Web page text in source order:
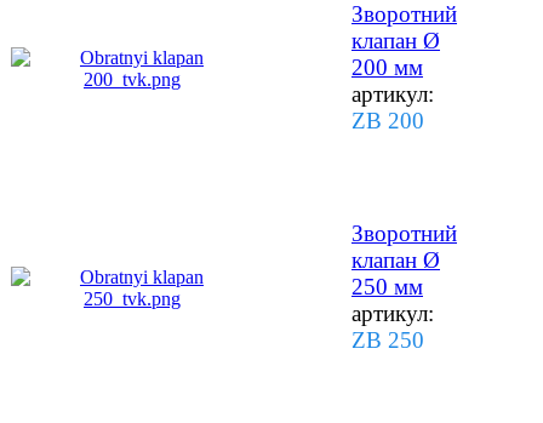
Зворотний
клапан Ø
200 мм
артикул:
ZB 200
Зворотний
клапан Ø
250 мм
артикул:
ZB 250